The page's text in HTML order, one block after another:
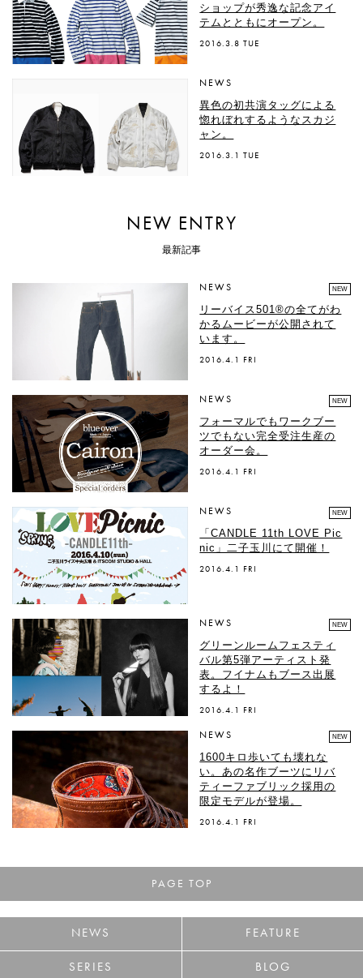
ショップが秀逸な記念アイ
テムとともにオープン。
2016.3.8 TUE
NEWS
異色の初共演タッグによる
惚れぼれするようなスカジ
ャン。
2016.3.1 TUE
NEW ENTRY
最新記事
NEWS NEW
リーバイス501®の全てがわ
かるムービーが公開されて
います。
2016.4.1 FRI
NEWS NEW
フォーマルでもワークブー
ツでもない完全受注生産の
オーダー会。
2016.4.1 FRI
NEWS NEW
「CANDLE 11th LOVE Pic
nic」二子玉川にて開催！
2016.4.1 FRI
NEWS NEW
グリーンルームフェスティ
バル第5弾アーティスト発
表。フイナムもブース出展
するよ！
2016.4.1 FRI
NEWS NEW
1600キロ歩いても壊れな
い。あの名作ブーツにリバ
ティーファブリック採用の
限定モデルが登場。
2016.4.1 FRI
PAGE TOP
NEWS FEATURE
SERIES BLOG